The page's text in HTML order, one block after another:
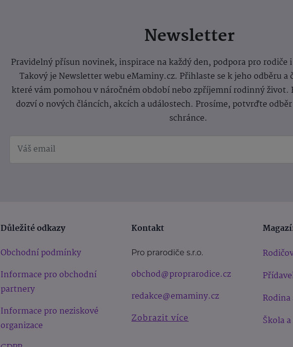
Newsletter
Pravidelný přísun novinek, inspirace na každý den, podpora pro rodiče
Takový je Newsletter webu eMaminy.cz. Přihlaste se k jeho odběru a
které vám pomohou v náročném období nebo zpříjemní rodinný život.
dozví o nových článcích, akcích a událostech. Prosíme, potvrďte
schránce.
Důležité odkazy
Obchodní podmínky
Informace pro obchodní
partnery
Informace pro neziskové
organizace
Kontakt
Pro prarodiče s.r.o.
obchod@proprarodice.cz
redakce@emaminy.cz
Zobrazit více
Škola